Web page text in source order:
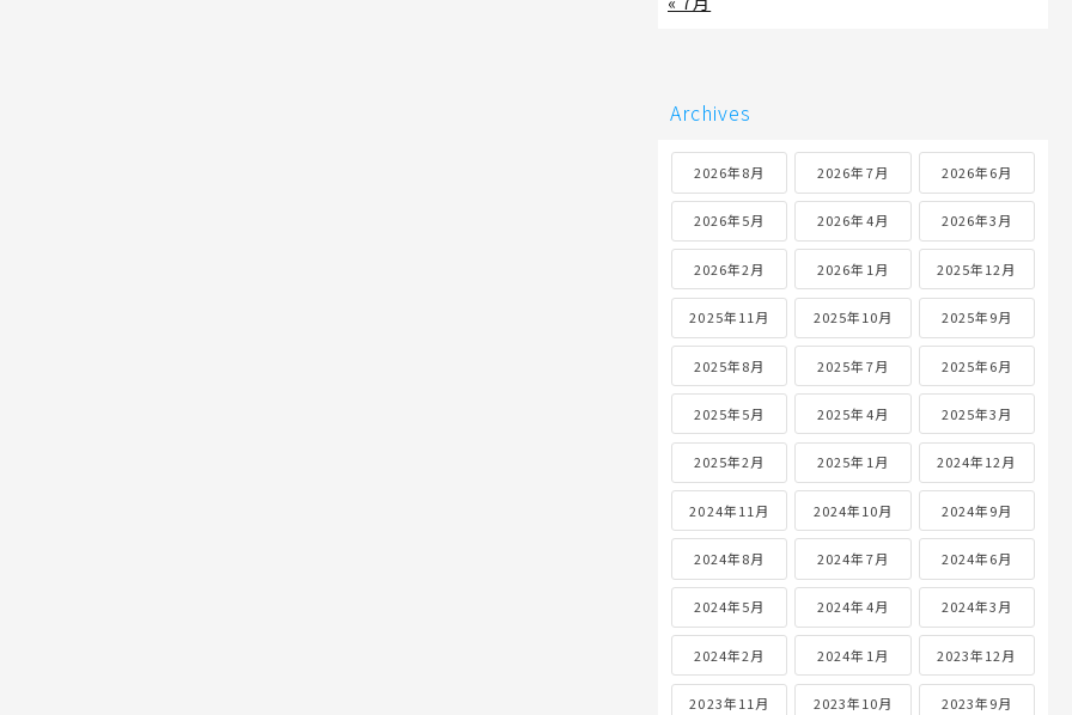
Archives
2026年8月 2026年7月 2026年6月
2026年5月 2026年4月 2026年3月
2026年2月 2026年1月 2025年12月
2025年11月 2025年10月 2025年9月
2025年8月 2025年7月 2025年6月
2025年5月 2025年4月 2025年3月
2025年2月 2025年1月 2024年12月
2024年11月 2024年10月 2024年9月
2024年8月 2024年7月 2024年6月
2024年5月 2024年4月 2024年3月
2024年2月 2024年1月 2023年12月
2023年11月 2023年10月 2023年9月